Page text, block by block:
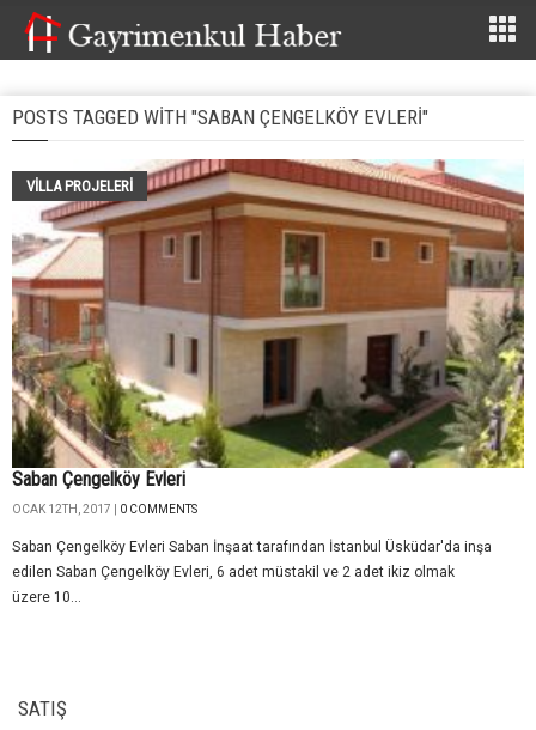
POSTS TAGGED WITH "SABAN ÇENGELKÖY EVLERI"
VILLA PROJELERI
Saban Çengelköy Evleri
OCAK 12TH, 2017 | 0 COMMENTS
Saban Çengelköy Evleri Saban İnşaat tarafından İstanbul Üsküdar'da inşa
edilen Saban Çengelköy Evleri, 6 adet müstakil ve 2 adet ikiz olmak
üzere 10...
SATIŞ